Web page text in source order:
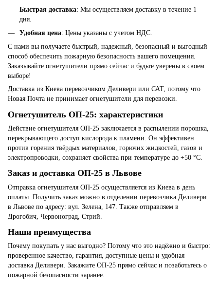
Быстрая доставка: Мы осуществляем доставку в течение 1
дня.
Удобная цена: Цены указаны с учетом НДС.
С нами вы получаете быстрый, надежный, безопасный и выгодный
способ обеспечить пожарную безопасность вашего помещения.
Заказывайте огнетушители прямо сейчас и будьте уверены в своем
выборе!
Доставка из Киева перевозчиком Деливери или САТ, потому что
Новая Почта не принимает огнетушители для перевозки.
Огнетушитель ОП-25: характеристики
Действие огнетушителя ОП-25 заключается в распылении порошка,
перекрывающего доступ кислорода к пламени. Он эффективен
против горения твёрдых материалов, горючих жидкостей, газов и
электропроводки, сохраняет свойства при температуре до +50 °C.
Заказ и доставка ОП-25 в Львове
Отправка огнетушителя ОП-25 осуществляется из Киева в день
оплаты. Получить заказ можно в отделении перевозчика Деливери
в Львове по адресу: вул. Зелена, 147. Также отправляем в
Дрогобич, Червоноград, Стрий.
Наши преимущества
Почему покупать у нас выгодно? Потому что это надёжно и быстро:
проверенное качество, гарантия, доступные цены и удобная
доставка Деливери. Закажите ОП-25 прямо сейчас и позаботьтесь о
пожарной безопасности заранее.